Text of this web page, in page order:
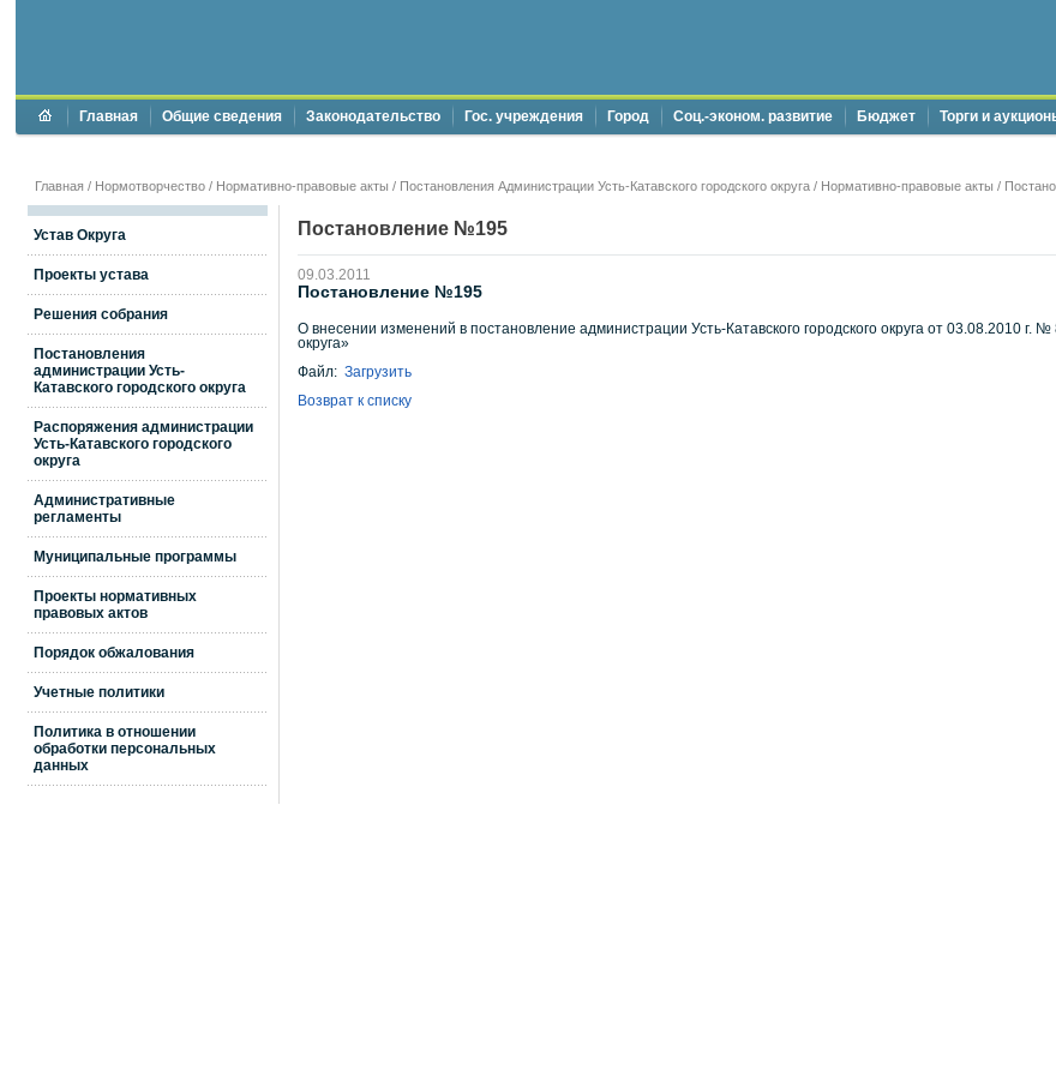
Главная Общие сведения Законодательство Гос. учреждения Город Соц.-эконом. развитие Бюджет Торги и
Главная / Нормотворчество / Нормативно-правовые акты / Постановления Администрации Усть-Катавского городского округа / Нормативно-правовые акты /
Устав Округа
Проекты устава
Решения собрания
Постановления
администрации Усть-
Катавского городского округа
Распоряжения администрации
Усть-Катавского городского
округа
Административные
регламенты
Муниципальные программы
Проекты нормативных
правовых актов
Порядок обжалования
Учетные политики
Политика в отношении
обработки персональных
данных
Постановление №195
09.03.2011
Постановление №195
О внесении изменений в постановление администрации Усть-Катавского городского округа от 03.08.2010 г.
округа»
Файл: Загрузить
Возврат к списку